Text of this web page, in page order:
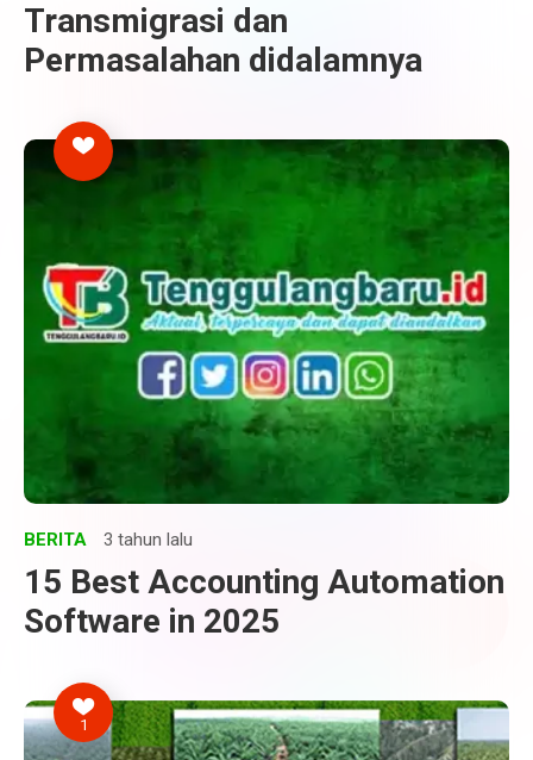
Transmigrasi dan
Permasalahan didalamnya
BERITA 3 tahun lalu
15 Best Accounting Automation
Software in 2025
1